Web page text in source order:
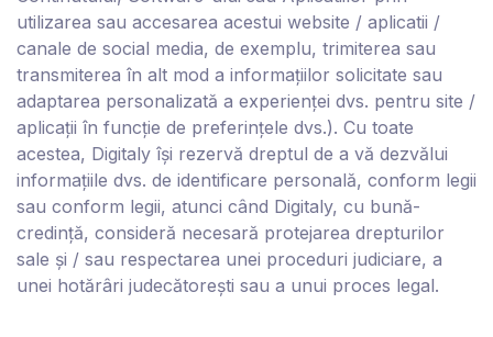
utilizarea sau accesarea acestui website / aplicatii /
canale de social media, de exemplu, trimiterea sau
transmiterea în alt mod a informațiilor solicitate sau
adaptarea personalizată a experienței dvs. pentru site /
aplicații în funcție de preferințele dvs.). Cu toate
acestea, Digitaly își rezervă dreptul de a vă dezvălui
informațiile dvs. de identificare personală, conform legii
sau conform legii, atunci când Digitaly, cu bună-
credință, consideră necesară protejarea drepturilor
sale și / sau respectarea unei proceduri judiciare, a
unei hotărâri judecătorești sau a unui proces legal.